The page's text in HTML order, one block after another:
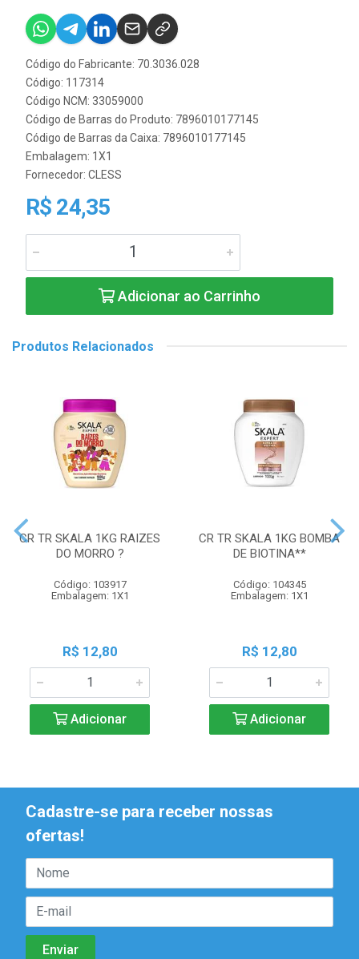
Código do Fabricante: 70.3036.028
Código: 117314
Código NCM: 33059000
Código de Barras do Produto: 7896010177145
Código de Barras da Caixa: 7896010177145
Embalagem: 1X1
Fornecedor: CLESS
R$ 24,35
Adicionar ao Carrinho
Produtos Relacionados
CR TR SKALA 1KG RAIZES
DO MORRO ?
Código: 103917
Embalagem: 1X1
R$ 12,80
Adicionar
CR TR SKALA 1KG BOMBA
DE BIOTINA**
Código: 104345
Embalagem: 1X1
R$ 12,80
Adicionar
Cadastre-se para receber nossas
ofertas!